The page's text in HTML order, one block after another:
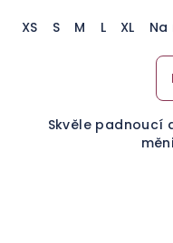
XS
S M L XL
Skvěle padnoucí